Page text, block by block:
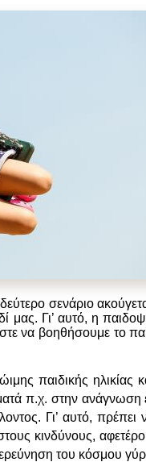
σενάριο
μας. Γι’ αυτό, η
να βοηθήσουμε το
παιδικής ηλικίας
π.χ. στην ανάγνωση
Γι’ αυτό,
κινδύνους,
του κόσμου